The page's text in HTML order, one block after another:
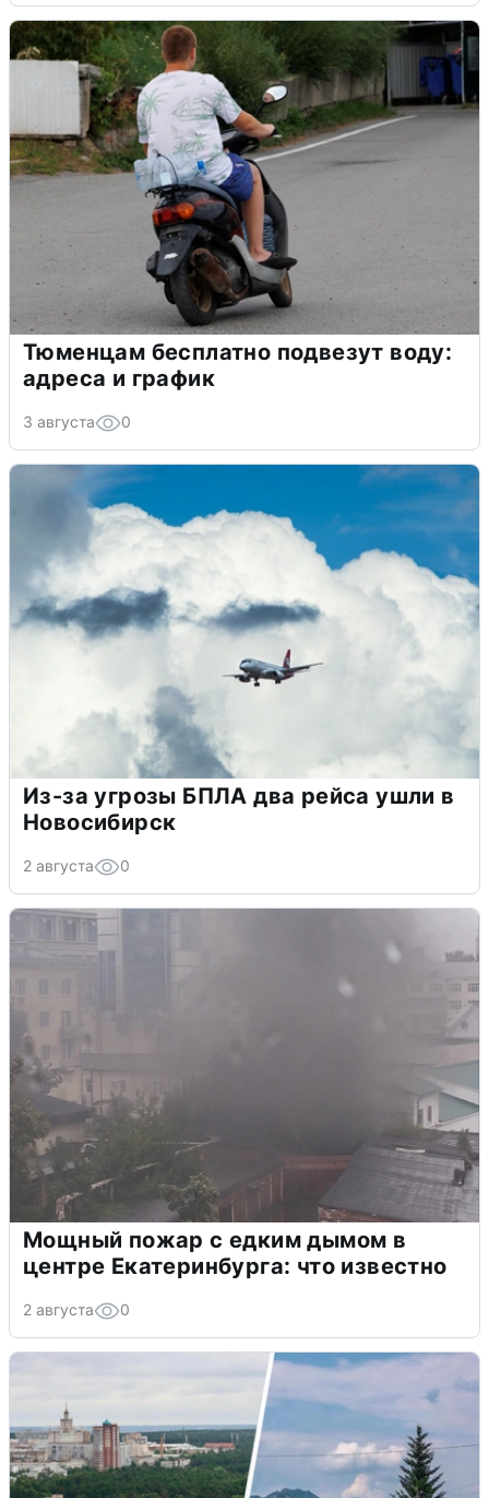
Тюменцам бесплатно подвезут воду:
адреса и график
3 августа 0
Из-за угрозы БПЛА два рейса ушли в
Новосибирск
2 августа 0
Мощный пожар с едким дымом в
центре Екатеринбурга: что известно
2 августа 0